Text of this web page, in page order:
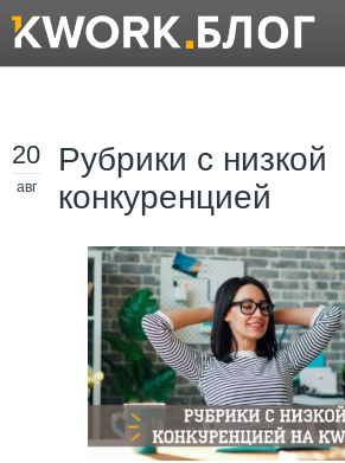
20
авг
Рубрики с низкой
конкуренцией